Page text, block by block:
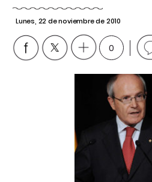
Lunes, 22 de noviembre de 2010
0